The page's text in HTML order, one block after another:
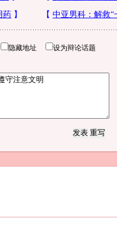
隐藏地址 设为辩论话题